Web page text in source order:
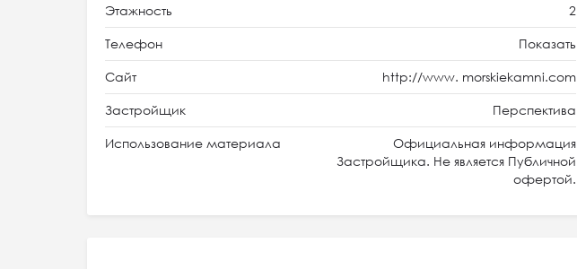
Этажность 2
Телефон Показать
Сайт http://www. morskiekamni.com
Застройщик Перспектива
Использование материала
Официальная информация
Застройщика. Не является Публичной
офертой.